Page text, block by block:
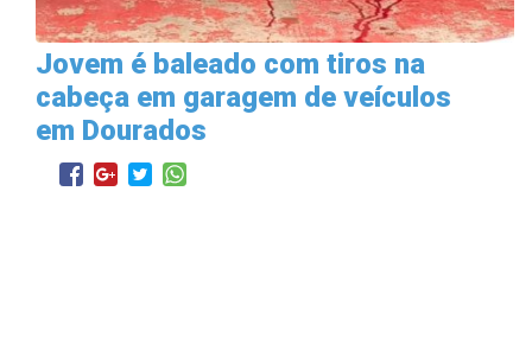
Jovem é baleado com tiros na
cabeça em garagem de veículos
em Dourados